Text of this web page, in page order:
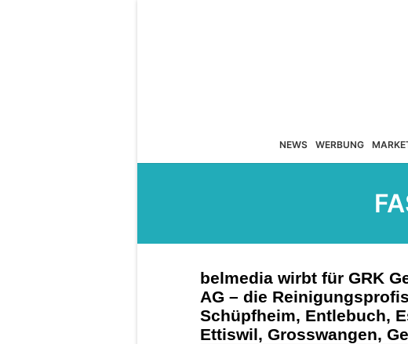
NEWS WERBUNG
belmedia wirbt für GRK
AG – die
Schüpfheim, Entlebuch,
Ettiswil, Grosswangen,